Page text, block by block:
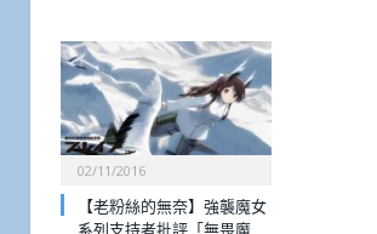
02/11/2016
【老粉絲的無奈】強襲魔女
系列支持者批評「無畏魔